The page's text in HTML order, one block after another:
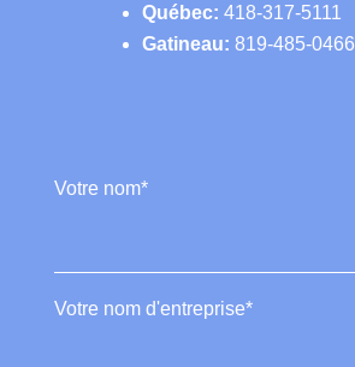
Québec: 418-317-5111
Gatineau: 819-485-0466
Votre nom*
Votre nom d'entreprise*